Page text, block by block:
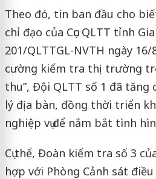
Theo đó, tin ban đầu cho
chỉ đạo của Cục QLTT tỉnh
201/QLTTGL-NVTH ngày 16/
cường kiểm tra thị trường
thu”, Đội QLTT số 1 đã tăng
lý địa bàn, đồng thời triển
nghiệp vụ để nắm bắt tình
Cụ thể, Đoàn kiểm tra số 3
hợp với Phòng Cảnh sát